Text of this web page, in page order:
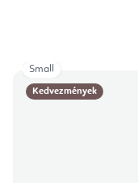
Kedvezmények
Small